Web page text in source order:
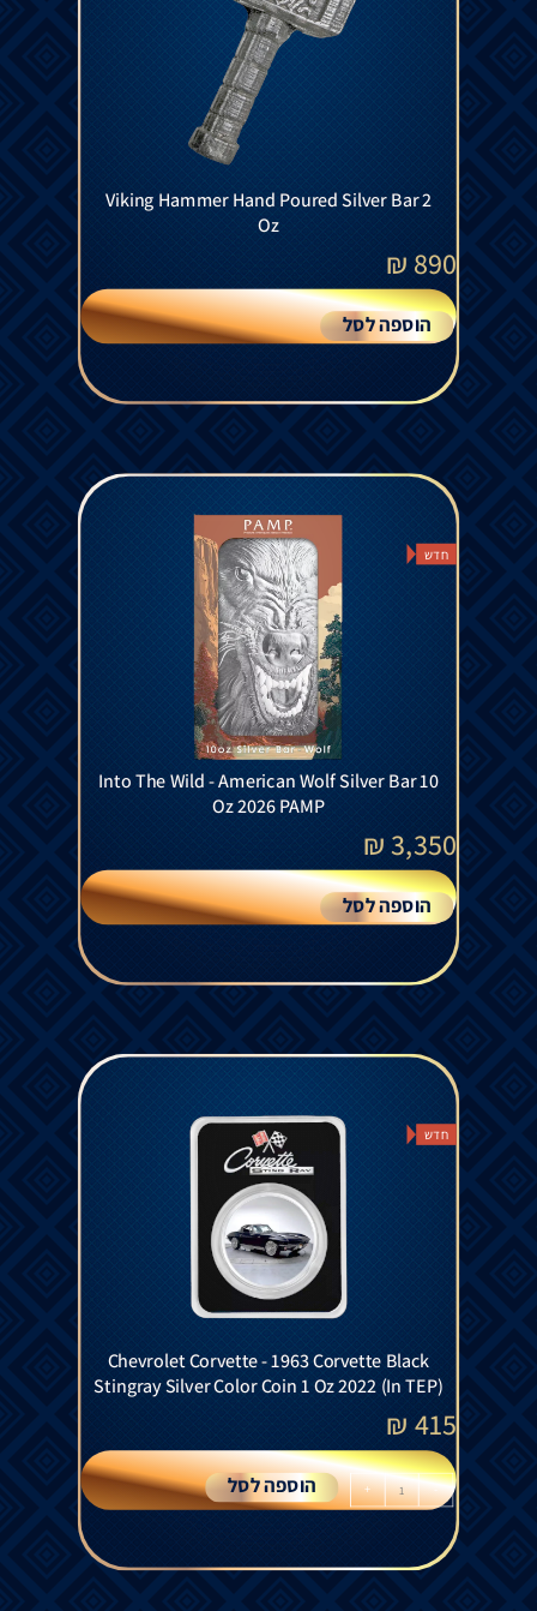
Viking Hammer Hand Poured Silver Bar 2
Oz
890
₪
הוספה לסל
חדש
Into The Wild - American Wolf Silver Bar 10
Oz 2026 PAMP
3,350
₪
הוספה לסל
חדש
Chevrolet Corvette - 1963 Corvette Black
Stingray Silver Color Coin 1 Oz 2022 (In TEP)
415
₪
-
+ הוספה לסל